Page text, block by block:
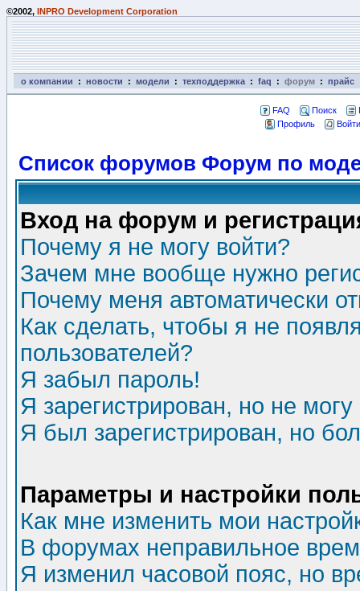
©2002, INPRO Development Corporation
о компании : новости : модели : техподдержка : faq : форум : прайс
FAQ Поиск
Профиль
Список форумов Форум по
Вход на форум и
Почему я не могу войти?
Зачем мне вообще нужно
Почему меня автоматически
Как сделать, чтобы я не
пользователей?
Я забыл пароль!
Я зарегистрирован, но не могу
Я был зарегистрирован, но
Параметры и настройки
Как мне изменить мои
В форумах неправильное
Я изменил часовой пояс, но